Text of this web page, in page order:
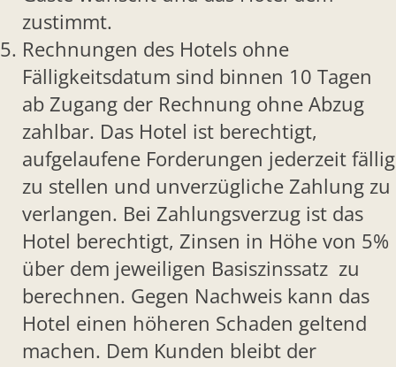
zustimmt.
Rechnungen des Hotels ohne
Fälligkeitsdatum sind binnen 10 Tagen
ab Zugang der Rechnung ohne Abzug
zahlbar. Das Hotel ist berechtigt,
aufgelaufene Forderungen jederzeit fällig
zu stellen und unverzügliche Zahlung zu
verlangen. Bei Zahlungsverzug ist das
Hotel berechtigt, Zinsen in Höhe von 5%
über dem jeweiligen Basiszinssatz zu
berechnen. Gegen Nachweis kann das
Hotel einen höheren Schaden geltend
machen. Dem Kunden bleibt der